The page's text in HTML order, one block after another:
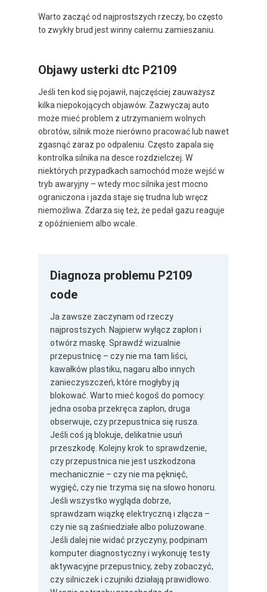
Warto zacząć od najprostszych rzeczy, bo często
to zwykły brud jest winny całemu zamieszaniu.
Objawy usterki dtc P2109
Jeśli ten kod się pojawił, najczęściej zauważysz
kilka niepokojących objawów. Zazwyczaj auto
może mieć problem z utrzymaniem wolnych
obrotów, silnik może nierówno pracować lub nawet
zgasnąć zaraz po odpaleniu. Często zapala się
kontrolka silnika na desce rozdzielczej. W
niektórych przypadkach samochód może wejść w
tryb awaryjny – wtedy moc silnika jest mocno
ograniczona i jazda staje się trudna lub wręcz
niemożliwa. Zdarza się też, że pedał gazu reaguje
z opóźnieniem albo wcale.
Diagnoza problemu P2109
code
Ja zawsze zaczynam od rzeczy
najprostszych. Najpierw wyłącz zapłon i
otwórz maskę. Sprawdź wizualnie
przepustnicę – czy nie ma tam liści,
kawałków plastiku, nagaru albo innych
zanieczyszczeń, które mogłyby ją
blokować. Warto mieć kogoś do pomocy:
jedna osoba przekręca zapłon, druga
obserwuje, czy przepustnica się rusza.
Jeśli coś ją blokuje, delikatnie usuń
przeszkodę. Kolejny krok to sprawdzenie,
czy przepustnica nie jest uszkodzona
mechanicznie – czy nie ma pęknięć,
wygięć, czy nie trzyma się na słowo honoru.
Jeśli wszystko wygląda dobrze,
sprawdzam wiązkę elektryczną i złącza –
czy nie są zaśniedziałe albo poluzowane.
Jeśli dalej nie widać przyczyny, podpinam
komputer diagnostyczny i wykonuję testy
aktywacyjne przepustnicy, żeby zobaczyć,
czy silniczek i czujniki działają prawidłowo.